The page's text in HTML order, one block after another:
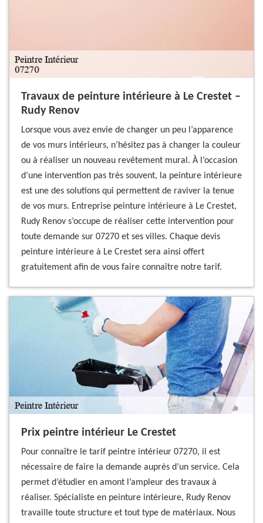
Travaux de peinture intérieure à Le Crestet –
Rudy Renov
Lorsque vous avez envie de changer un peu l’apparence
de vos murs intérieurs, n’hésitez pas à changer la couleur
ou à réaliser un nouveau revêtement mural. À l’occasion
d’une intervention pas très souvent, la peinture intérieure
est une des solutions qui permettent de raviver la tenue
de vos murs. Entreprise peinture intérieure à Le Crestet,
Rudy Renov s’occupe de réaliser cette intervention pour
toute demande sur 07270 et ses villes. Chaque devis
peinture intérieure à Le Crestet sera ainsi offert
gratuitement afin de vous faire connaître notre tarif.
Prix peintre intérieur Le Crestet
Pour connaître le tarif peintre intérieur 07270, il est
nécessaire de faire la demande auprès d’un service. Cela
permet d’étudier en amont l’ampleur des travaux à
réaliser. Spécialiste en peinture intérieure, Rudy Renov
travaille toute structure et tout type de matériaux. Nous